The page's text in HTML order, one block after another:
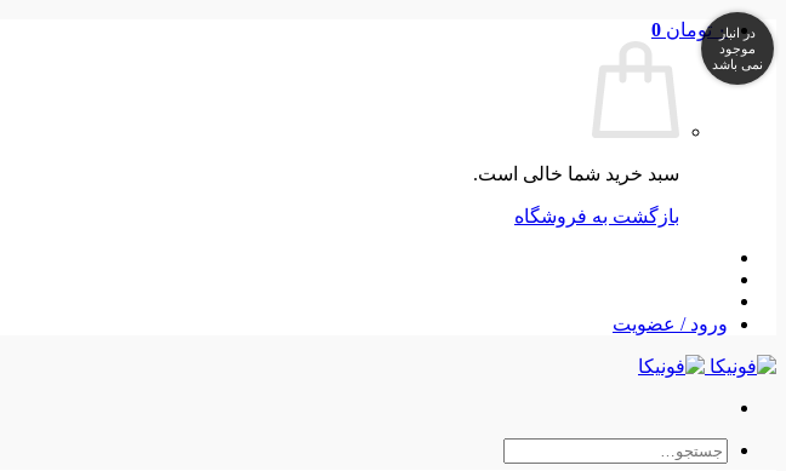
Skip
to
content
۰ تومان 0
سبد خرید شما خالی است.
بازگشت به فروشگاه
ورود / عضویت
جستجو
در انبار
موجود
نمی باشد